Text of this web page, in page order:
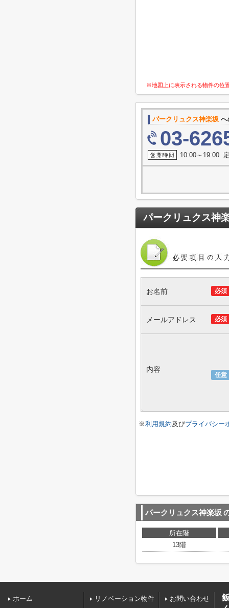
※地図上に表示される物件の位
パークリュクス神楽坂 へ
03-
10:00～19:00
パークリュクス神
必須
お名前
必須
メールアドレス
任意
内容
※利用規約及びプライバシー
パークリュクス神楽坂
所在階
13階
ホーム
リノベーション物件
お問い合わせ